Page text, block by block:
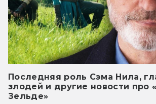
Последняя роль Сэма Нила,
злодей и другие новости про
Зельде»